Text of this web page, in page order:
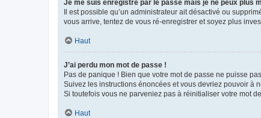
Je me suis enregistré par le passé mais je ne peux plus
Il est possible qu’un administrateur ait désactivé ou
vous arrive, tentez de vous ré-enregistrer et soyez plus
Haut
J’ai perdu mon mot de passe !
Pas de panique ! Bien que votre mot de passe ne puisse
Suivez les instructions énoncées et vous devriez pouvoir à
Si toutefois vous ne parveniez pas à réinitialiser votre mot
Haut